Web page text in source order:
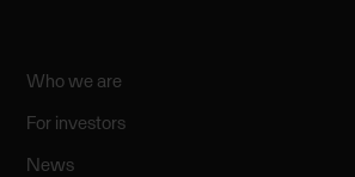
Who we are
For investors
News